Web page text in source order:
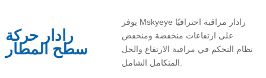
رادار حركة
سطح المطار
يوفر Mskyeye رادار مراقبة احترافيًا
على ارتفاعات منخفضة ومنخفض
نظام التحكم في مراقبة الارتفاع والحل
المتكامل الشامل.